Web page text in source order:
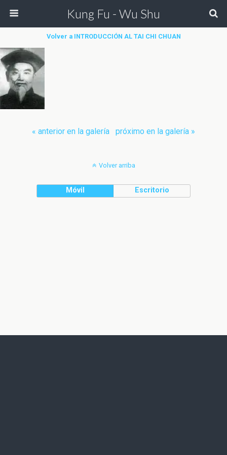
Kung Fu - Wu Shu
Volver a INTRODUCCIÓN AL TAI CHI CHUAN
« anterior en la galería próximo en la galería »
Volver arriba
Móvil Escritorio